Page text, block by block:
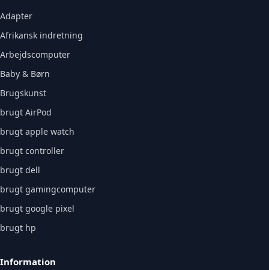
Adapter
Afrikansk indretning
Arbejdscomputer
Baby & Børn
Brugskunst
brugt AirPod
brugt apple watch
brugt controller
brugt dell
brugt gamingcomputer
brugt google pixel
brugt hp
Information